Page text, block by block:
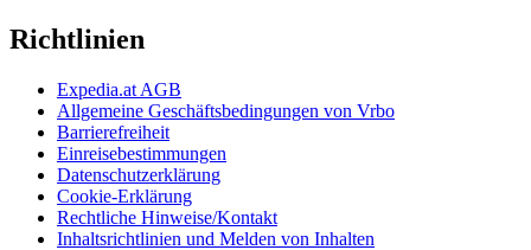
Richtlinien
Expedia.at AGB
Allgemeine Geschäftsbedingungen von Vrbo
Barrierefreiheit
Einreisebestimmungen
Datenschutzerklärung
Cookie-Erklärung
Rechtliche Hinweise/Kontakt
Inhaltsrichtlinien und Melden von Inhalten